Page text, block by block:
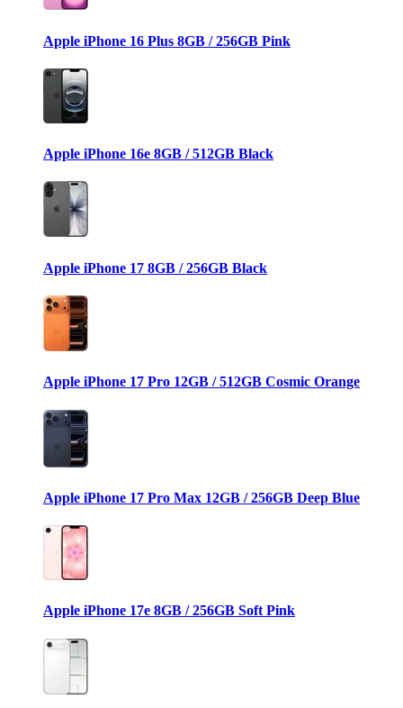
Apple iPhone 16 Plus 8GB / 256GB Pink
Apple iPhone 16e 8GB / 512GB Black
Apple iPhone 17 8GB / 256GB Black
Apple iPhone 17 Pro 12GB / 512GB Cosmic Orange
Apple iPhone 17 Pro Max 12GB / 256GB Deep Blue
Apple iPhone 17e 8GB / 256GB Soft Pink